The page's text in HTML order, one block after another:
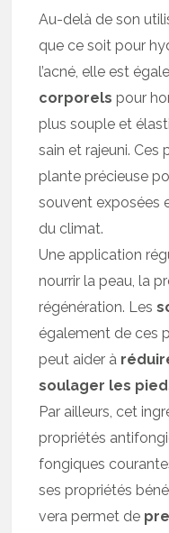
Au-delà de son
que ce soit pour
l’acné, elle est
corporels pour
plus souple et
sain et rajeuni.
plante précieuse
souvent exposées
du climat.
Une application
nourrir la peau, la
régénération. Les
également de ces
peut aider à
soulager les
Par ailleurs, cet
propriétés
fongiques
ses propriétés
vera permet de